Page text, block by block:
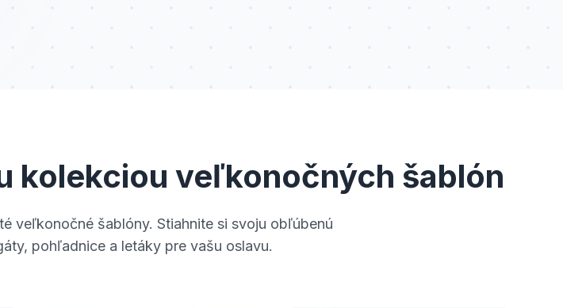
kolekciou veľkonočných šablón
veľkonočné šablóny. Stiahnite si svoju obľúbenú
pohľadnice a letáky pre vašu oslavu.